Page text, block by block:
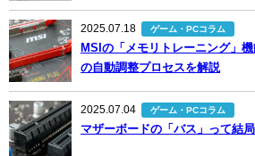
2025.07.18 ゲーム・PCコラム
MSIの「メモリトレーニング」
の自動調整プロセスを解説
2025.07.04 ゲーム・PCコラム
マザーボードの「バス」って結